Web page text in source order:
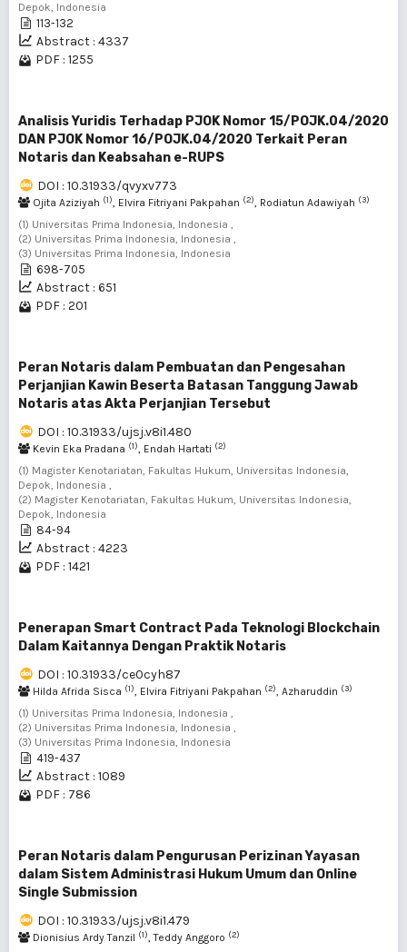
Depok, Indonesia
113-132
Abstract : 4337
PDF : 1255
Analisis Yuridis Terhadap PJOK Nomor 15/POJK.04/2020
DAN PJOK Nomor 16/POJK.04/2020 Terkait Peran
Notaris dan Keabsahan e-RUPS
DOI : 10.31933/qvyxv773
Ojita Aziziyah (1), Elvira Fitriyani Pakpahan (2), Rodiatun Adawiyah (3)
(1) Universitas Prima Indonesia, Indonesia ,
(2) Universitas Prima Indonesia, Indonesia ,
(3) Universitas Prima Indonesia, Indonesia
698-705
Abstract : 651
PDF : 201
Peran Notaris dalam Pembuatan dan Pengesahan
Perjanjian Kawin Beserta Batasan Tanggung Jawab
Notaris atas Akta Perjanjian Tersebut
DOI : 10.31933/ujsj.v8i1.480
Kevin Eka Pradana (1), Endah Hartati (2)
(1) Magister Kenotariatan, Fakultas Hukum, Universitas Indonesia,
Depok, Indonesia ,
(2) Magister Kenotariatan, Fakultas Hukum, Universitas Indonesia,
Depok, Indonesia
84-94
Abstract : 4223
PDF : 1421
Penerapan Smart Contract Pada Teknologi Blockchain
Dalam Kaitannya Dengan Praktik Notaris
DOI : 10.31933/ce0cyh87
Hilda Afrida Sisca (1), Elvira Fitriyani Pakpahan (2), Azharuddin (3)
(1) Universitas Prima Indonesia, Indonesia ,
(2) Universitas Prima Indonesia, Indonesia ,
(3) Universitas Prima Indonesia, Indonesia
419-437
Abstract : 1089
PDF : 786
Peran Notaris dalam Pengurusan Perizinan Yayasan
dalam Sistem Administrasi Hukum Umum dan Online
Single Submission
DOI : 10.31933/ujsj.v8i1.479
Dionisius Ardy Tanzil (1), Teddy Anggoro (2)